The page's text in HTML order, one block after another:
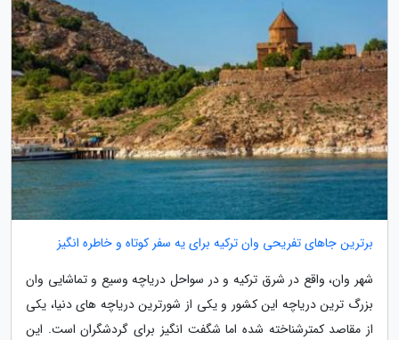
برترین جاهای تفریحی وان ترکیه برای یه سفر کوتاه و خاطره انگیز
شهر وان، واقع در شرق ترکیه و در سواحل دریاچه وسیع و تماشایی وان
بزرگ ترین دریاچه این کشور و یکی از شورترین دریاچه های دنیا، یکی
از مقاصد کمترشناخته شده اما شگفت انگیز برای گردشگران است. این